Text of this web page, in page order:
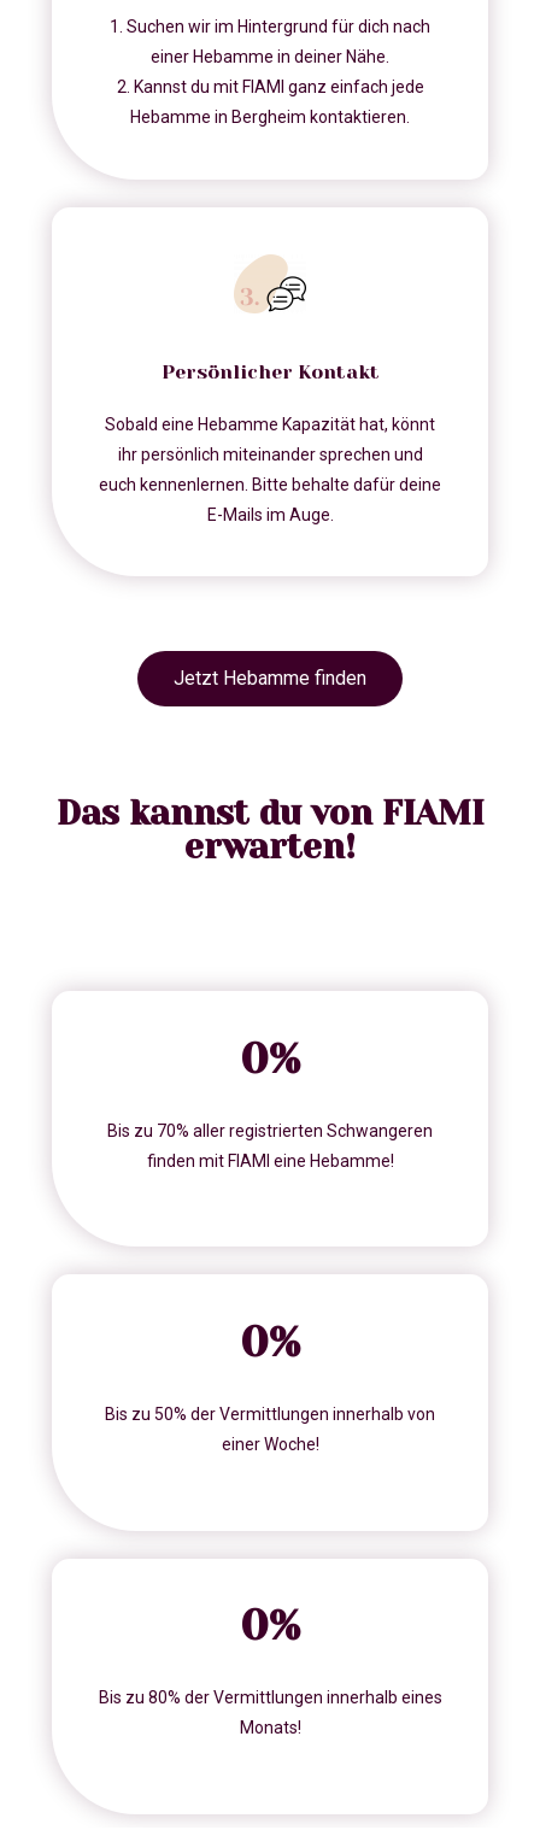
1. Suchen wir im Hintergrund für dich nach
einer Hebamme in deiner Nähe.
2. Kannst du mit FIAMI ganz einfach jede
Hebamme in Bergheim kontaktieren.
Persönlicher Kontakt
Sobald eine Hebamme Kapazität hat, könnt
ihr persönlich miteinander sprechen und
euch kennenlernen. Bitte behalte dafür deine
E-Mails im Auge.
Jetzt Hebamme finden
Das kannst du von FIAMI
erwarten!
0%
Bis zu 70% aller registrierten Schwangeren
finden mit FIAMI eine Hebamme!
0%
Bis zu 50% der Vermittlungen innerhalb von
einer Woche!
0%
Bis zu 80% der Vermittlungen innerhalb eines
Monats!